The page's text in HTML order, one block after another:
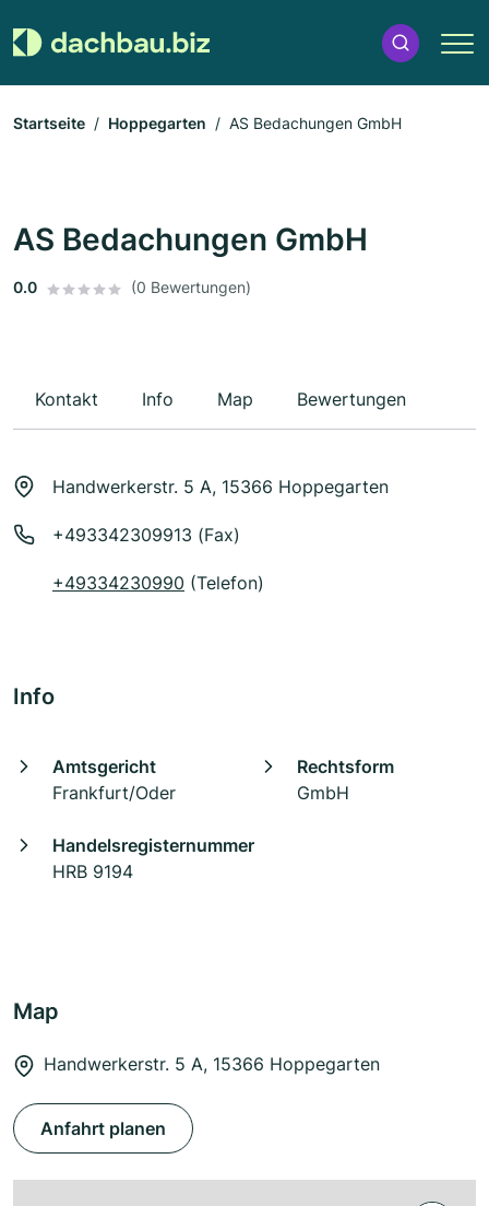
Startseite Hoppegarten AS Bedachungen GmbH
AS Bedachungen GmbH
0.0 (0 Bewertungen)
Kontakt Info Map Bewertungen
Handwerkerstr. 5 A, 15366 Hoppegarten
+493342309913 (Fax)
+49334230990 (Telefon)
Info
Amtsgericht
Frankfurt/Oder
Rechtsform
GmbH
Handelsregisternummer
HRB 9194
Map
Handwerkerstr. 5 A, 15366 Hoppegarten
Anfahrt planen